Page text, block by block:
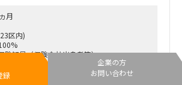
タイミングを設計します。
のデータ蓄積のための仕組みを構築します。
制
ーの監督のもとでタスクを遂行します。
間
月
区内)
険知見（保険会社出身者等）
善経験
録
企業の方
お問い合わせ